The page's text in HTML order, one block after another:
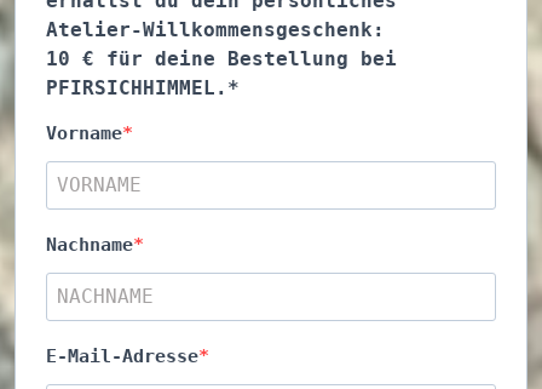
Atelier-Willkommensgeschenk:
10 € für deine Bestellung bei
PFIRSICHHIMMEL.*
Vorname
Nachname
E-Mail-Adresse